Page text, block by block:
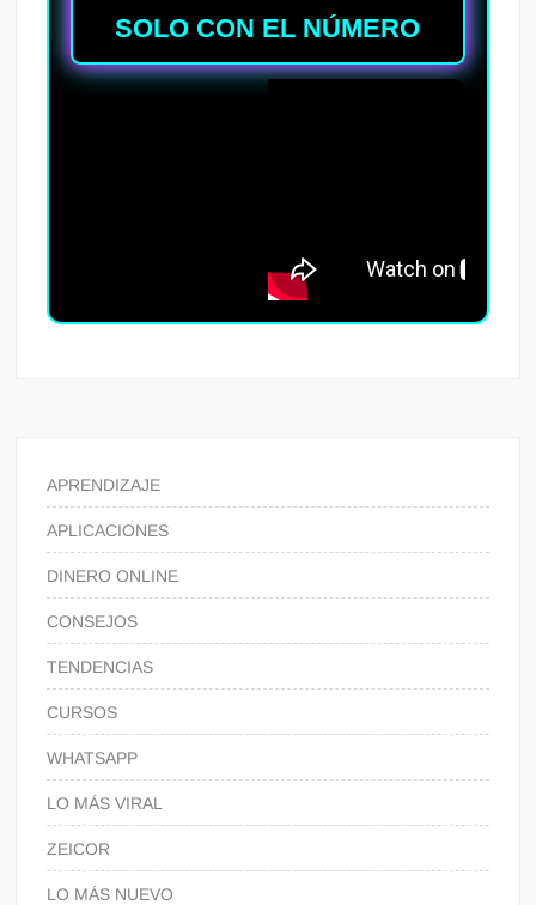
SOLO CON EL NÚMERO
APRENDIZAJE
APLICACIONES
DINERO ONLINE
CONSEJOS
TENDENCIAS
CURSOS
WHATSAPP
LO MÁS VIRAL
ZEICOR
LO MÁS NUEVO